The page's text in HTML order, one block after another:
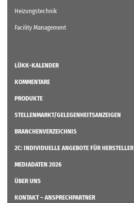
Heizungstechnik
Facility Management
LÜKK-KALENDER
KOMMENTARE
PRODUKTE
STELLENMARKT/GELEGENHEITSANZEIGEN
BRANCHENVERZEICHNIS
2C: INDIVIDUELLE ANGEBOTE FÜR HERSTELLER
MEDIADATEN 2026
ÜBER UNS
KONTAKT – ANSPRECHPARTNER